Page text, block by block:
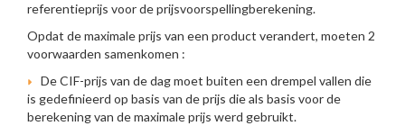
referentieprijs voor de prijsvoorspellingberekening.
Opdat de maximale prijs van een product verandert, moeten 2
voorwaarden samenkomen :
De CIF-prijs van de dag moet buiten een drempel vallen die
is gedefinieerd op basis van de prijs die als basis voor de
berekening van de maximale prijs werd gebruikt.